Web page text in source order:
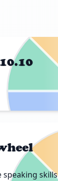
speaking skills